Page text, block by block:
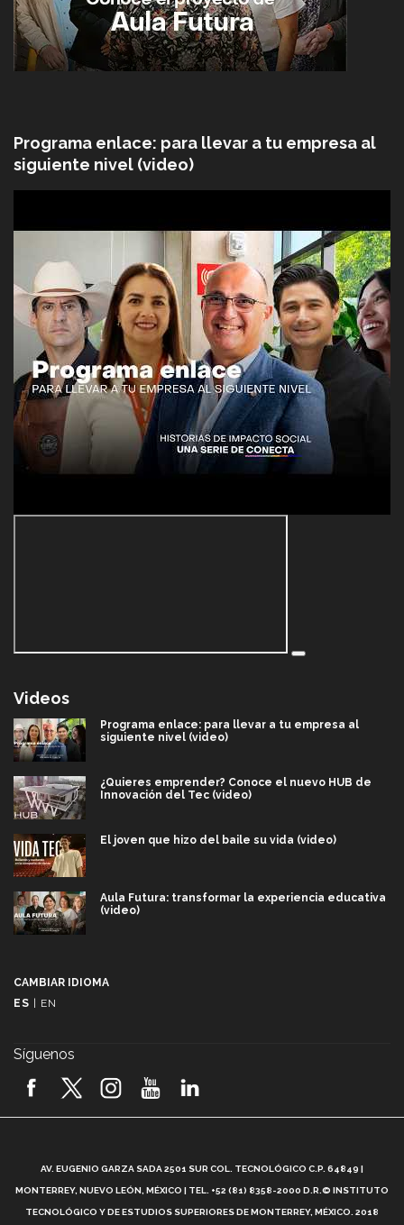
Programa enlace: para llevar a tu empresa al
siguiente nivel (video)
Videos
Programa enlace: para llevar a tu empresa al
siguiente nivel (video)
¿Quieres emprender? Conoce el nuevo HUB de
Innovación del Tec (video)
El joven que hizo del baile su vida (video)
Aula Futura: transformar la experiencia educativa
(video)
2026! (video)
¿Cómo es el Modelo Educativo Tec? (video)
CAMBIAR IDIOMA
ES
EN
Síguenos
AV. EUGENIO GARZA SADA 2501 SUR COL. TECNOLÓGICO C.P. 64849 |
MONTERREY, NUEVO LEÓN, MÉXICO | TEL. +52 (81) 8358-2000 D.R.© INSTITUTO
TECNOLÓGICO Y DE ESTUDIOS SUPERIORES DE MONTERREY, MÉXICO. 2018